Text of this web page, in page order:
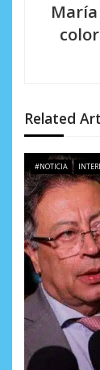
d
e
e
n
t
r
a
d
a
Related
#NOTICIA